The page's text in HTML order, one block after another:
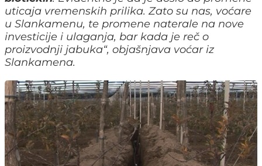
uticaja vremenskih prilika. Zato su nas, voćare
u Slankamenu, te promene naterale na nove
investicije i ulaganja, bar kada je reč o
proizvodnji jabuka“, objašnjava voćar iz
Slankamena.